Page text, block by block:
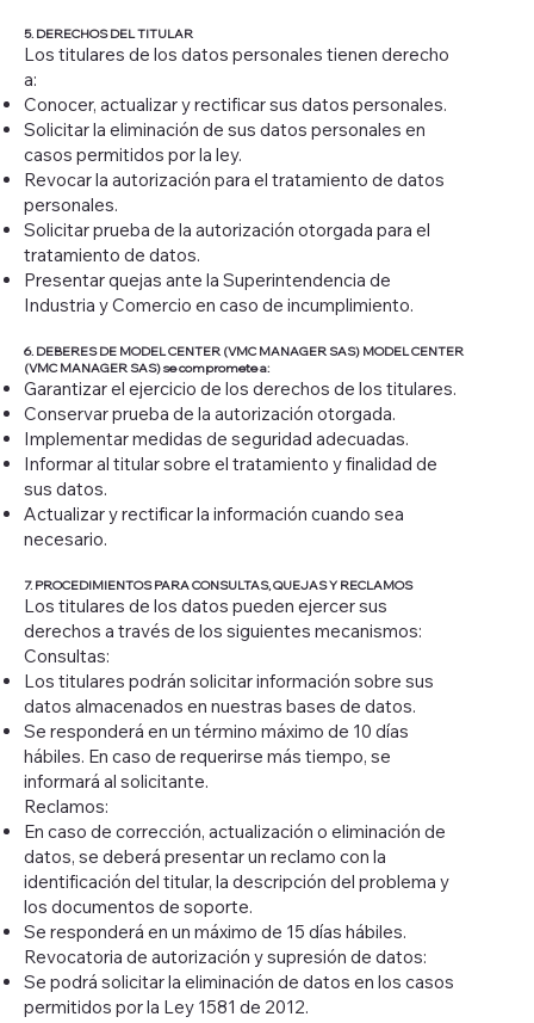
5. DERECHOS DEL TITULAR
Los titulares de los datos personales tienen derecho
a:
Conocer, actualizar y rectificar sus datos personales.
Solicitar la eliminación de sus datos personales en
casos permitidos por la ley.
Revocar la autorización para el tratamiento de datos
personales.
Solicitar prueba de la autorización otorgada para el
tratamiento de datos.
Presentar quejas ante la Superintendencia de
Industria y Comercio en caso de incumplimiento.
6. DEBERES DE MODEL CENTER (VMC MANAGER SAS) MODEL CENTER
(VMC MANAGER SAS) se compromete a:
Garantizar el ejercicio de los derechos de los titulares.
Conservar prueba de la autorización otorgada.
Implementar medidas de seguridad adecuadas.
Informar al titular sobre el tratamiento y finalidad de
sus datos.
Actualizar y rectificar la información cuando sea
necesario.
7. PROCEDIMIENTOS PARA CONSULTAS, QUEJAS Y RECLAMOS
Los titulares de los datos pueden ejercer sus
derechos a través de los siguientes mecanismos:
Consultas:
Los titulares podrán solicitar información sobre sus
datos almacenados en nuestras bases de datos.
Se responderá en un término máximo de 10 días
hábiles. En caso de requerirse más tiempo, se
informará al solicitante.
Reclamos:
En caso de corrección, actualización o eliminación de
datos, se deberá presentar un reclamo con la
identificación del titular, la descripción del problema y
los documentos de soporte.
Se responderá en un máximo de 15 días hábiles.
Revocatoria de autorización y supresión de datos:
Se podrá solicitar la eliminación de datos en los casos
permitidos por la Ley 1581 de 2012.